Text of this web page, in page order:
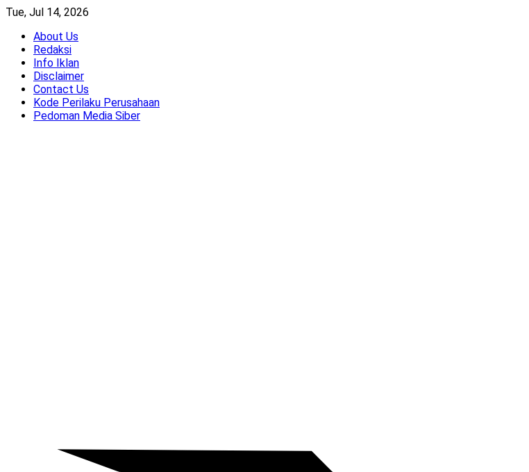
Skip
content
Tue, Jul 14, 2026
About Us
Redaksi
Info Iklan
Disclaimer
Contact Us
Kode Perilaku Perusahaan
Pedoman Media Siber